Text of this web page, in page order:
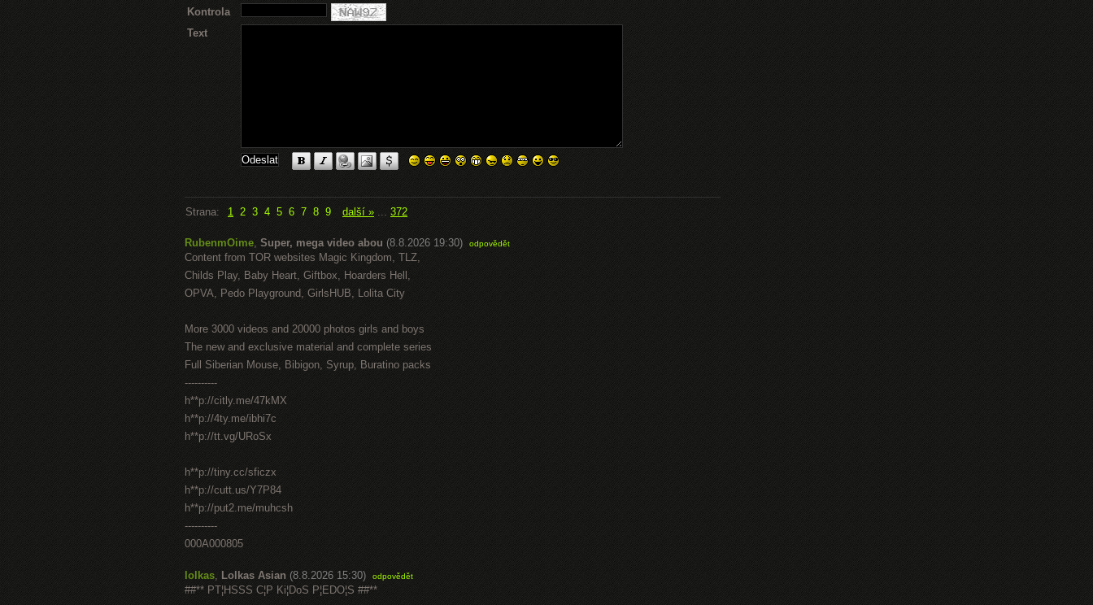
Kontrola
Text
Strana: 1 2 3 4 5 6 7 8 9 další » ... 372
RubenmOime, Super, mega video abou (8.8.2026 19:30) odpovědět
Content from TOR websites Magic Kingdom, TLZ,
Childs Play, Baby Heart, Giftbox, Hoarders Hell,
OPVA, Pedo Playground, GirlsHUB, Lolita City
More 3000 videos and 20000 photos girls and boys
The new and exclusive material and complete series
Full Siberian Mouse, Bibigon, Syrup, Buratino packs
----------
h**p://citly.me/47kMX
h**p://4ty.me/ibhi7c
h**p://tt.vg/URoSx
h**p://tiny.cc/sficzx
h**p://cutt.us/Y7P84
h**p://put2.me/muhcsh
----------
000A000805
lolkas, Lolkas Asian (8.8.2026 15:30) odpovědět
##** PT¦HSSS C¦P Ki¦DoS P¦EDO¦S ##**